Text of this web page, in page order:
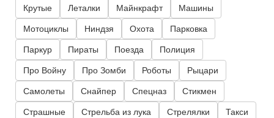
Крутые Леталки Майнкрафт Машины
Мотоциклы Ниндзя Охота Парковка
Паркур Пираты Поезда Полиция
Про Войну Про Зомби Роботы Рыцари
Самолеты Снайпер Спецназ Стикмен
Страшные Стрельба из лука Стрелялки Такси